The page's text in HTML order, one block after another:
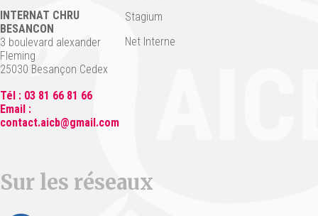
INTERNAT CHRU
BESANCON
3 boulevard alexander
Fleming
25030 Besançon Cedex
Tél : 03 81 66 81 66
Email :
contact.aicb@gmail.com
Stagium
Net Interne
Sur les réseaux